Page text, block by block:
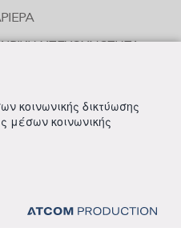
ΥΠΕΥΘΥΝΟΤΗΤΑ
κοινωνικής δικτύωσης
μέσων κοινωνικής